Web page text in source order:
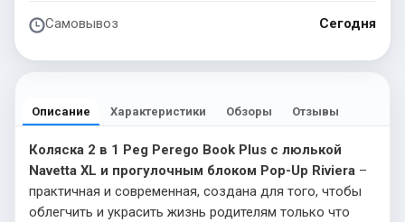
Самовывоз Сегодня
Описание Характеристики Обзоры Отзывы
Коляска 2 в 1 Peg Perego Book Plus с люлькой
Navetta XL и прогулочным блоком Pop-Up Riviera –
практичная и современная, создана для того, чтобы
облегчить и украсить жизнь родителям только что